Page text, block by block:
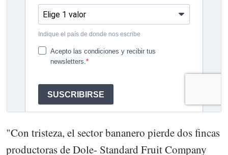
"Con tristeza, el sector bananero pierde dos fincas
productoras de Dole- Standard Fruit Company